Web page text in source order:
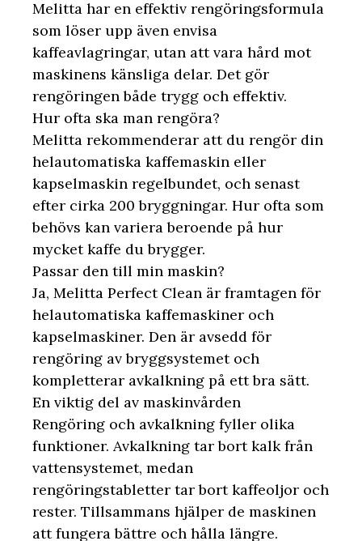
Melitta har en effektiv rengöringsformula
som löser upp även envisa
kaffeavlagringar, utan att vara hård mot
maskinens känsliga delar. Det gör
rengöringen både trygg och effektiv.
Hur ofta ska man rengöra?
Melitta rekommenderar att du rengör din
helautomatiska kaffemaskin eller
kapselmaskin regelbundet, och senast
efter cirka 200 bryggningar. Hur ofta som
behövs kan variera beroende på hur
mycket kaffe du brygger.
Passar den till min maskin?
Ja, Melitta Perfect Clean är framtagen för
helautomatiska kaffemaskiner och
kapselmaskiner. Den är avsedd för
rengöring av bryggsystemet och
kompletterar avkalkning på ett bra sätt.
En viktig del av maskinvården
Rengöring och avkalkning fyller olika
funktioner. Avkalkning tar bort kalk från
vattensystemet, medan
rengöringstabletter tar bort kaffeoljor och
rester. Tillsammans hjälper de maskinen
att fungera bättre och hålla längre.